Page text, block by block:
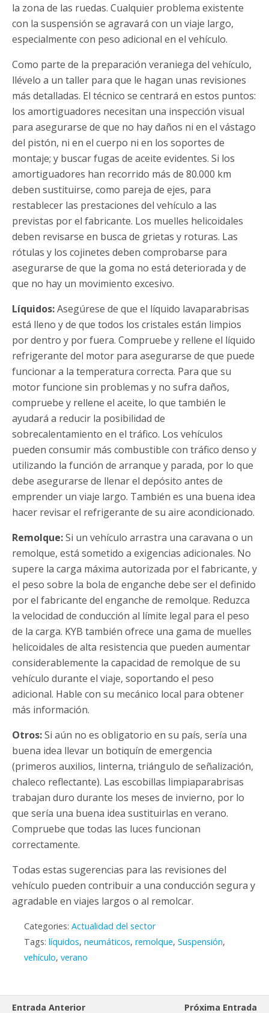
la zona de las ruedas. Cualquier problema existente
con la suspensión se agravará con un viaje largo,
especialmente con peso adicional en el vehículo.
Como parte de la preparación veraniega del vehículo,
llévelo a un taller para que le hagan unas revisiones
más detalladas. El técnico se centrará en estos puntos:
los amortiguadores necesitan una inspección visual
para asegurarse de que no hay daños ni en el vástago
del pistón, ni en el cuerpo ni en los soportes de
montaje; y buscar fugas de aceite evidentes. Si los
amortiguadores han recorrido más de 80.000 km
deben sustituirse, como pareja de ejes, para
restablecer las prestaciones del vehículo a las
previstas por el fabricante. Los muelles helicoidales
deben revisarse en busca de grietas y roturas. Las
rótulas y los cojinetes deben comprobarse para
asegurarse de que la goma no está deteriorada y de
que no hay un movimiento excesivo.
Líquidos:Asegúrese de que el líquido lavaparabrisas
está lleno y de que todos los cristales están limpios
por dentro y por fuera. Compruebe y rellene el líquido
refrigerante del motor para asegurarse de que puede
funcionar a la temperatura correcta. Para que su
motor funcione sin problemas y no sufra daños,
compruebe y rellene el aceite, lo que también le
ayudará a reducir la posibilidad de
sobrecalentamiento en el tráfico. Los vehículos
pueden consumir más combustible con tráfico denso y
utilizando la función de arranque y parada, por lo que
debe asegurarse de llenar el depósito antes de
emprender un viaje largo. También es una buena idea
hacer revisar el refrigerante de su aire acondicionado.
Remolque:Si un vehículo arrastra una caravana o un
remolque, está sometido a exigencias adicionales. No
supere la carga máxima autorizada por el fabricante, y
el peso sobre la bola de enganche debe ser el definido
por el fabricante del enganche de remolque. Reduzca
la velocidad de conducción al límite legal para el peso
de la carga. KYB también ofrece una gama de muelles
helicoidales de alta resistencia que pueden aumentar
considerablemente la capacidad de remolque de su
vehículo durante el viaje, soportando el peso
adicional. Hable con su mecánico local para obtener
más información.
Otros:Si aún no es obligatorio en su país, sería una
buena idea llevar un botiquín de emergencia
(primeros auxilios, linterna, triángulo de señalización,
chaleco reflectante). Las escobillas limpiaparabrisas
trabajan duro durante los meses de invierno, por lo
que sería una buena idea sustituirlas en verano.
Compruebe que todas las luces funcionan
correctamente.
Todas estas sugerencias para las revisiones del
vehículo pueden contribuir a una conducción segura y
agradable en viajes largos o al remolcar.
Categories: Actualidad del sector
Tags: líquidos, neumáticos, remolque, Suspensión,
vehículo, verano
Entrada Anterior Próxima Entrada